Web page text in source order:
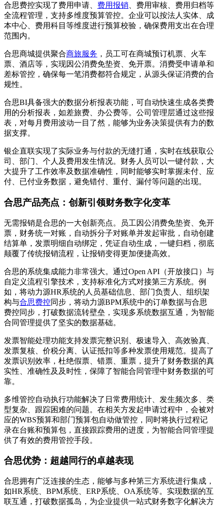
合思费控实现了费用申请、 费用报销 、费用审核、费用归档等
全流程管理，支持多维度预算管控。企业可以按法人实体、成
本中心、费用科目等维度进行预算校验，确保费用支出在合理
范围内。
合思商城提供聚合商旅服务 ，员工可在商城预订机票、火车
票、酒店等，实现因公消费免垫资、免开票。消费受申请单和
差标管控，确保每一笔消费都符合规定，从源头保证消费的合
规性。
合思BI具备强大的数据分析报表功能，可自动快速生成各类费
用的分析报表，如差旅费、办公费等。公司管理层通过这些报
表，对每月费用波动一目了然，能够为业务决策提供有力的数
据支撑。
银企直联实现了实际业务与付款的无缝打通，实时在线获取公
司、部门、个人及费用发生情况。财务人员可以一键付款，大
大提升了工作效率及数据准确性，同时能够实时掌握未付、应
付、已付业务数据，避免错付、重付、漏付等问题的出现。
合思产品亮点：创新引领财务数字化变革
无需报销是合思的一大创新亮点。员工因公消费免垫资、免开
票，财务统一对账，自动拆分子对账单并发起审批，自动创建
结算单，发票明细自动绑定，凭证自动生成，一键归档，彻底
颠覆了传统报销流程，让报销变得更加便捷高效。
合思的系统集成能力非常强大。通过Open API（开放接口）与
自定义流程引擎技术，支持标准化方式对接第三方系统。例
如，将动力源HR系统的人员基础信息、部门负责人、组织架
构与合思费控同步，将动力源BPM系统中的订单数据与合思
费控同步，打破数据流转壁垒，实现多系统数据互通，为智能
合同管理提供了坚实的数据基础。
发票智能处理功能支持发票完整识别、极速导入、高效验真、
发票复核、价税分离、认证抵扣等多种发票使用规范。提高了
发票识别效率，杜绝假票、错票、重票，提升了财务数据的真
实性、准确性及及时性，保障了智能合同管理中财务数据的可
靠。
多维管控自动执行功能解决了日常费用统计、发生频次多、类
型复杂、跟踪困难的问题。在相关方发起申请过程中，会被对
应的WBS预算和部门预算包自动做管控，同时将执行过程记
录在台账和预算包，直接跟踪费用的进度，为智能合同管理提
供了有效的费用管控手段。
合思优势：超越同行的卓越表现
合思拥有广泛连接的生态，能够与多种第三方系统进行集成，
如HR系统、BPM系统、ERP系统、OA系统等。实现数据的互
联互通，打破数据孤岛，为企业提供一站式财务数字化解决方